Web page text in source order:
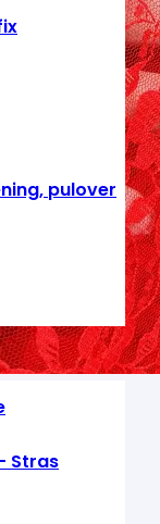
pulover
Stras